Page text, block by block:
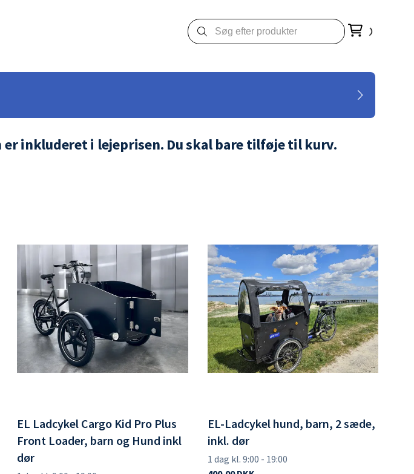
inkluderet i lejeprisen. Du skal bare tilføje til kurv.
EL Ladcykel Cargo Kid Pro Plus
Front Loader, barn og Hund inkl
dør
EL-Ladcykel hund, barn, 2 sæde,
inkl. dør